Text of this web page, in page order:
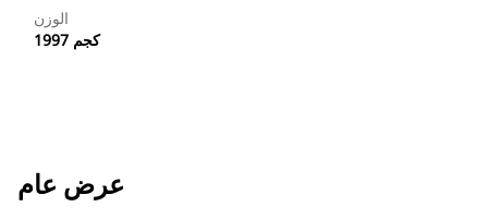
الوزن
1997 كجم
عرض عام